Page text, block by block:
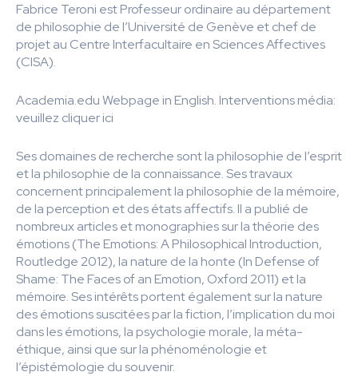
Fabrice Teroni est Professeur ordinaire au département
de philosophie de l’Université de Genève et chef de
projet au Centre Interfacultaire en Sciences Affectives
(CISA).
Academia.edu Webpage in English. Interventions média:
veuillez cliquer ici
Ses domaines de recherche sont la philosophie de l’esprit
et la philosophie de la connaissance. Ses travaux
concernent principalement la philosophie de la mémoire,
de la perception et des états affectifs. Il a publié de
nombreux articles et monographies sur la théorie des
émotions (The Emotions: A Philosophical Introduction,
Routledge 2012), la nature de la honte (In Defense of
Shame: The Faces of an Emotion, Oxford 2011) et la
mémoire. Ses intérêts portent également sur la nature
des émotions suscitées par la fiction, l’implication du moi
dans les émotions, la psychologie morale, la méta-
éthique, ainsi que sur la phénoménologie et
l’épistémologie du souvenir.